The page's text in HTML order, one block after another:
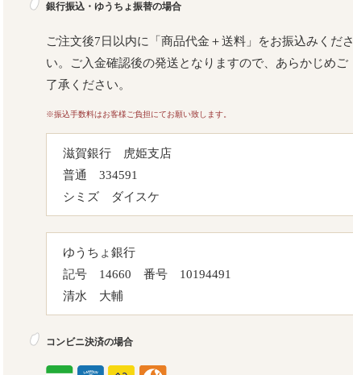
銀行振込・ゆうちょ振替の場合
ご注文後7日以内に「商品代金＋送料」をお振込みくださ
い。ご入金確認後の発送となりますので、あらかじめご
了承ください。
※振込手数料はお客様ご負担にてお願い致します。
滋賀銀行 虎姫支店
普通 334591
シミズ ダイスケ
ゆうちょ銀行
記号 14660 番号 10194491
清水 大輔
コンビニ決済の場合